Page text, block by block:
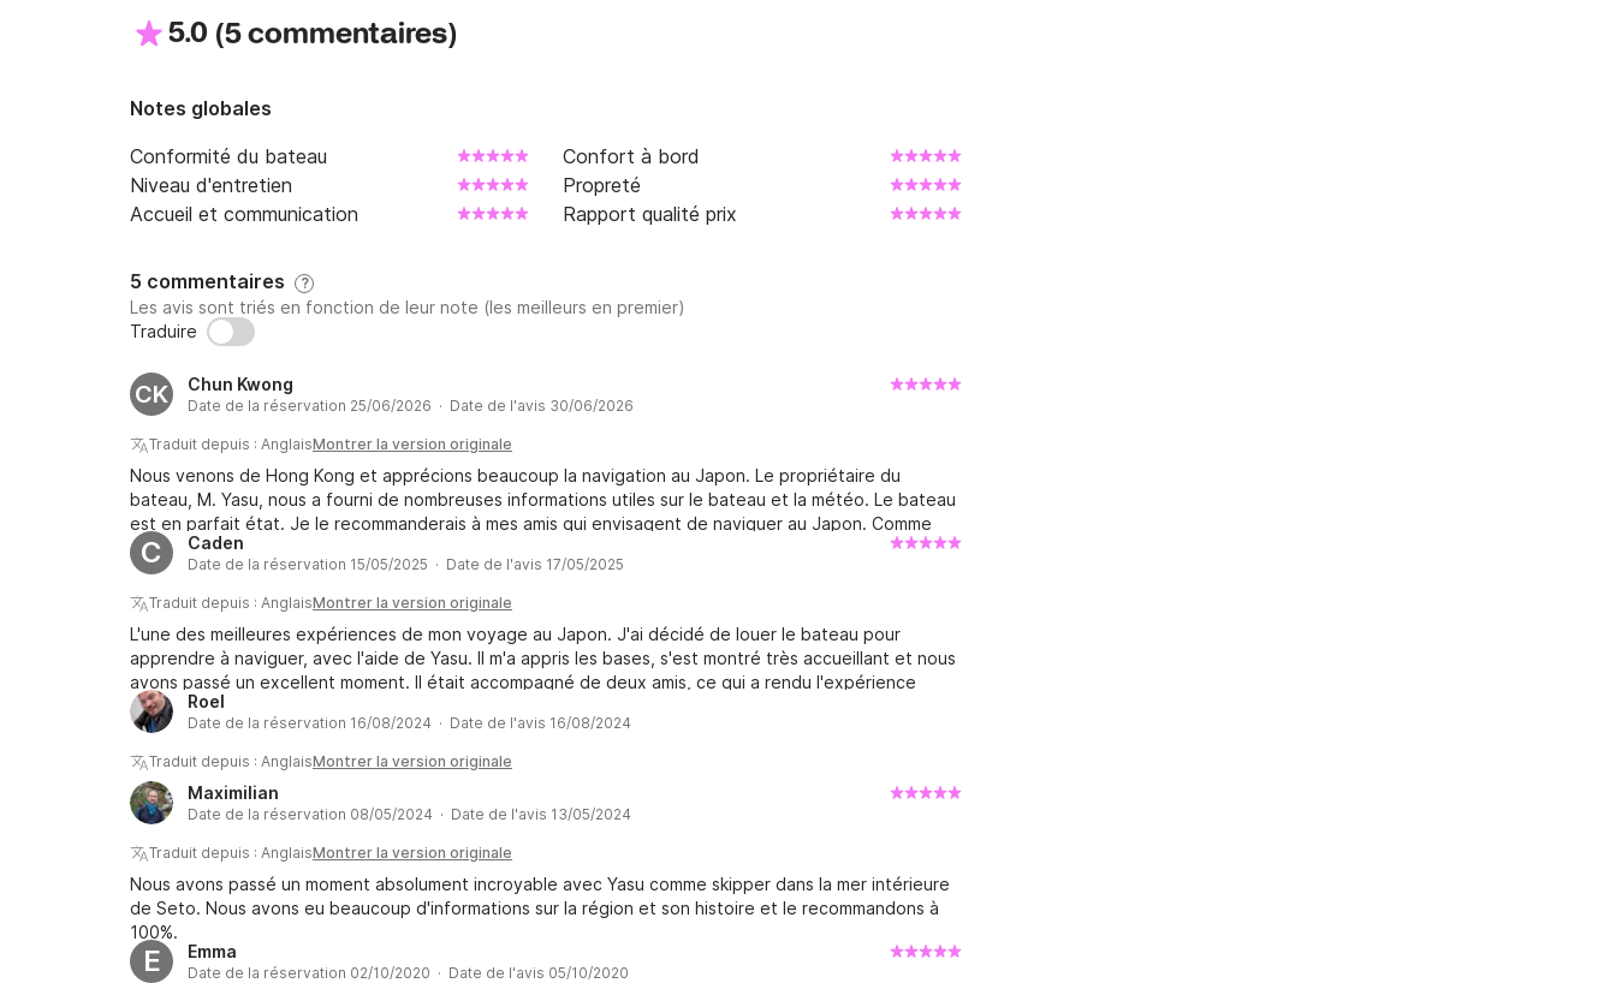
5.0 (5 commentaires)
Notes globales
Conformité du bateau
Confort à bord
Niveau d'entretien
Propreté
Accueil et communication
Rapport qualité prix
5 commentaires ?
Les avis sont triés en fonction de leur note (les meilleurs en premier)
Traduire
CK Chun Kwong
Date de la réservation 25/06/2026 · Date de l'avis 30/06/2026
Traduit depuis : AnglaisMontrer la version originale
Nous venons de Hong Kong et apprécions beaucoup la navigation au Japon. Le propriétaire du
bateau, M. Yasu, nous a fourni de nombreuses informations utiles sur le bateau et la météo. Le bateau
est en parfait état. Je le recommanderais à mes amis qui envisagent de naviguer au Japon. Comme
deux typhons approchaient pendant notre voyage, nous avons revu notre itinéraire avec M. Yasu. La
mer intérieure de Seta offre un excellent abri et la houle y est très faible.
C Caden
Date de la réservation 15/05/2025 · Date de l'avis 17/05/2025
Traduit depuis : AnglaisMontrer la version originale
L'une des meilleures expériences de mon voyage au Japon. J'ai décidé de louer le bateau pour
apprendre à naviguer, avec l'aide de Yasu. Il m'a appris les bases, s'est montré très accueillant et nous
avons passé un excellent moment. Il était accompagné de deux amis, ce qui a rendu l'expérience
encore plus mémorable. Je recommande vivement de réserver avec Yasu.
Roel
Date de la réservation 16/08/2024 · Date de l'avis 16/08/2024
Traduit depuis : AnglaisMontrer la version originale
Maximilian
Date de la réservation 08/05/2024 · Date de l'avis 13/05/2024
Traduit depuis : AnglaisMontrer la version originale
Nous avons passé un moment absolument incroyable avec Yasu comme skipper dans la mer intérieure
de Seto. Nous avons eu beaucoup d'informations sur la région et son histoire et le recommandons à
100%.
E Emma
Date de la réservation 02/10/2020 · Date de l'avis 05/10/2020